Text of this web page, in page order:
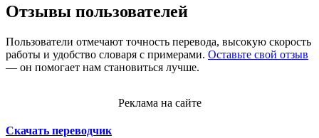
Отзывы пользователей
Пользователи отмечают точность перевода, высокую скорость
работы и удобство словаря с примерами. Оставьте свой отзыв
— он помогает нам становиться лучше.
Реклама на сайте
Скачать переводчик